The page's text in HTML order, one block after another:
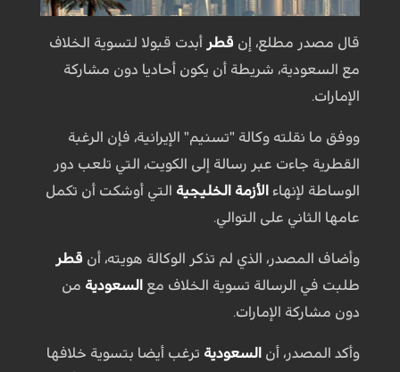
قال مصدر مطلع، إن قطر أبدت قبولا لتسوية الخلاف
مع السعودية، شريطة أن يكون أحاديا دون مشاركة
الإمارات.
ووفق ما نقلته وكالة "تسنيم" الإيرانية، فإن الرغبة
القطرية جاءت عبر رسالة إلى الكويت، التي تلعب دور
الوساطة لإنهاء
الأزمة الخليجية التي أوشكت أن تكمل
عامها الثاني على التوالي.
وأضاف المصدر، الذي لم تذكر الوكالة هويته، أن قطر
طلبت في الرسالة تسوية الخلاف مع السعودية من
دون مشاركة الإمارات.
وأكد المصدر، أن السعودية ترغب أيضا بتسوية خلافها